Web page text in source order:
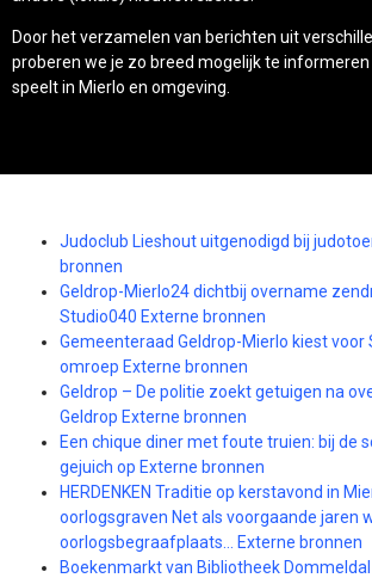
Door het verzamelen van berichten uit
proberen we je zo breed mogelijk te
speelt in Mierlo en omgeving.
Judoclub Lieshout uitgenodigd bij
bronnen
Geldrop-Mierlo24 dichtbij overname
Studio040 Externe bronnen
Gemeenteraad Geldrop-Mierlo kiest voor
omroep Externe bronnen
Geldrop – De politie zoekt getuigen na
Geldrop Externe bronnen
Een chique diner met foute truien: bij de
gejuich op Externe bronnen
HERDENKEN Traditie op kerstavond in
oorlogsgraven Net als voorgaande jaren
oorlogsbegraafplaats… Externe bronnen
Boekenmarkt van Bibliotheek